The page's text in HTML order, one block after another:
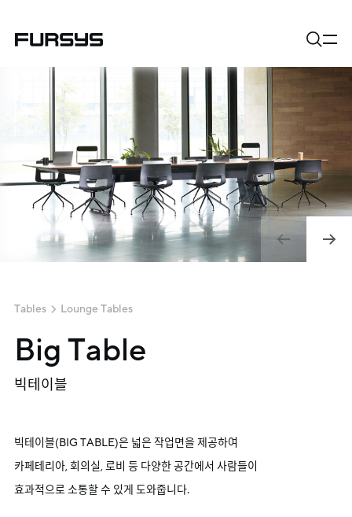
Tables Lounge Tables
Big Table
빅테이블
빅테이블(BIG TABLE)은 넓은 작업면을 제공하여
카페테리아, 회의실, 로비 등 다양한 공간에서 사람들이
효과적으로 소통할 수 있게 도와줍니다.